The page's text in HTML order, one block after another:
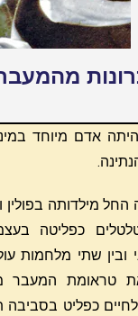
אדם מיוחד
החל מילדותה בפולין
כפליטה
ובין שתי מלחמות
טראומת המעבר
כפליט בסביבה